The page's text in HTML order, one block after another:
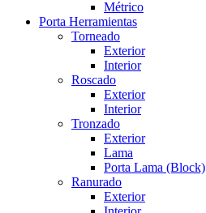
Métrico
Porta Herramientas
Torneado
Exterior
Interior
Roscado
Exterior
Interior
Tronzado
Exterior
Lama
Porta Lama (Block)
Ranurado
Exterior